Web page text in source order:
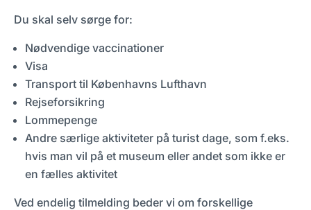
Du skal selv sørge for:
Nødvendige vaccinationer
Visa
Transport til Københavns Lufthavn
Rejseforsikring
Lommepenge
Andre særlige aktiviteter på turist dage, som f.eks.
hvis man vil på et museum eller andet som ikke er
en fælles aktivitet
Ved endelig tilmelding beder vi om forskellige